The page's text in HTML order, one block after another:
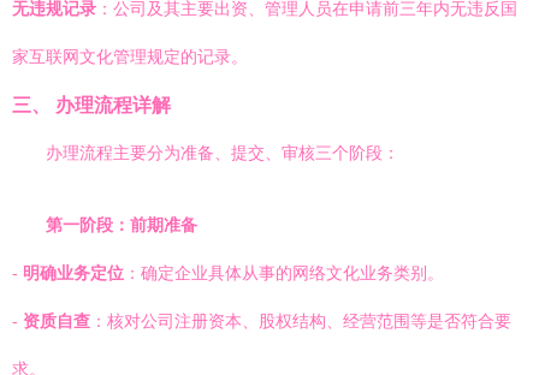
无违规记录 ：公司及其主要出资、管理人员在申请前三年内无违反国
家互联网文化管理规定的记录。
三、 办理流程详解
办理流程主要分为准备、提交、审核三个阶段：
第一阶段：前期准备
- 明确业务定位 ：确定企业具体从事的网络文化业务类别。
- 资质自查 ：核对公司注册资本、股权结构、经营范围等是否符合要
求。